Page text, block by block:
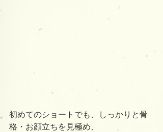
初めてのショートでも、しっかりと骨
格・お顔立ちを見極め、